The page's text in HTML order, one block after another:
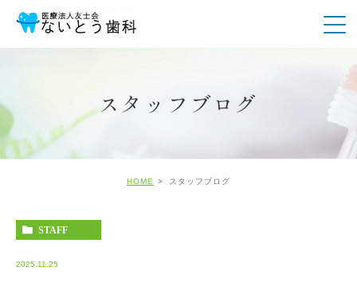
スタッフブログ
HOME スタッフブログ
STAFF
2025.11.25